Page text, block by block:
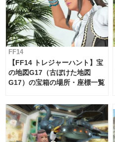
FF14
【FF14 トレジャーハント】宝
の地図G17（古ぼけた地図
G17）の宝箱の場所・座標一覧